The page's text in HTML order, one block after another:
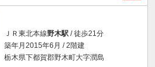
ＪＲ東北本線野木駅 / 徒歩21分
築年月2015年6月 / 2階建
栃木県下都賀郡野木町大字潤島